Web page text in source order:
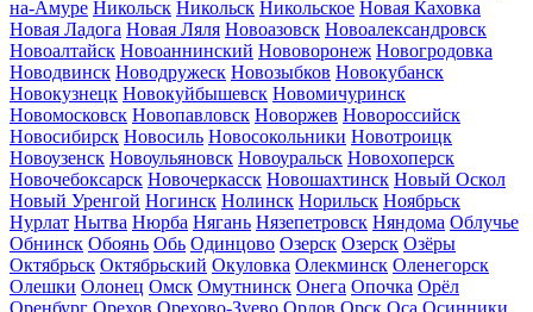
на-Амуре Никольск Никольск Никольское Новая Каховка
Новая Ладога Новая Ляля Новоазовск Новоалександровск
Новоалтайск Новоаннинский Нововоронеж Новогродовка
Новодвинск Новодружеск Новозыбков Новокубанск
Новокузнецк Новокуйбышевск Новомичуринск
Новомосковск Новопавловск Новоржев Новороссийск
Новосибирск Новосиль Новосокольники Новотроицк
Новоузенск Новоульяновск Новоуральск Новохоперск
Новочебоксарск Новочеркасск Новошахтинск Новый Оскол
Новый Уренгой Ногинск Нолинск Норильск Ноябрьск
Нурлат Нытва Нюрба Нягань Нязепетровск Няндома Облучье
Обнинск Обоянь Обь Одинцово Озерск Озерск Озёры
Октябрьск Октябрьский Окуловка Олекминск Оленегорск
Олешки Олонец Омск Омутнинск Онега Опочка Орёл
Оренбург Орехов Орехово-Зуево Орлов Орск Оса Осинники